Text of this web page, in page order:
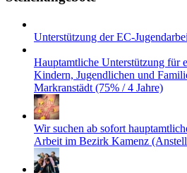
Unterstützung der EC-
Hauptamtliche Unterstützung für
Kindern, Jugendlichen und
Markranstädt (75% / 4 Jahre)
Wir suchen ab sofort
Arbeit im Bezirk Kamenz